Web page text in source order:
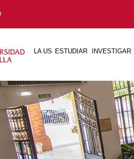
LA US ESTUDIAR INVESTIGAR